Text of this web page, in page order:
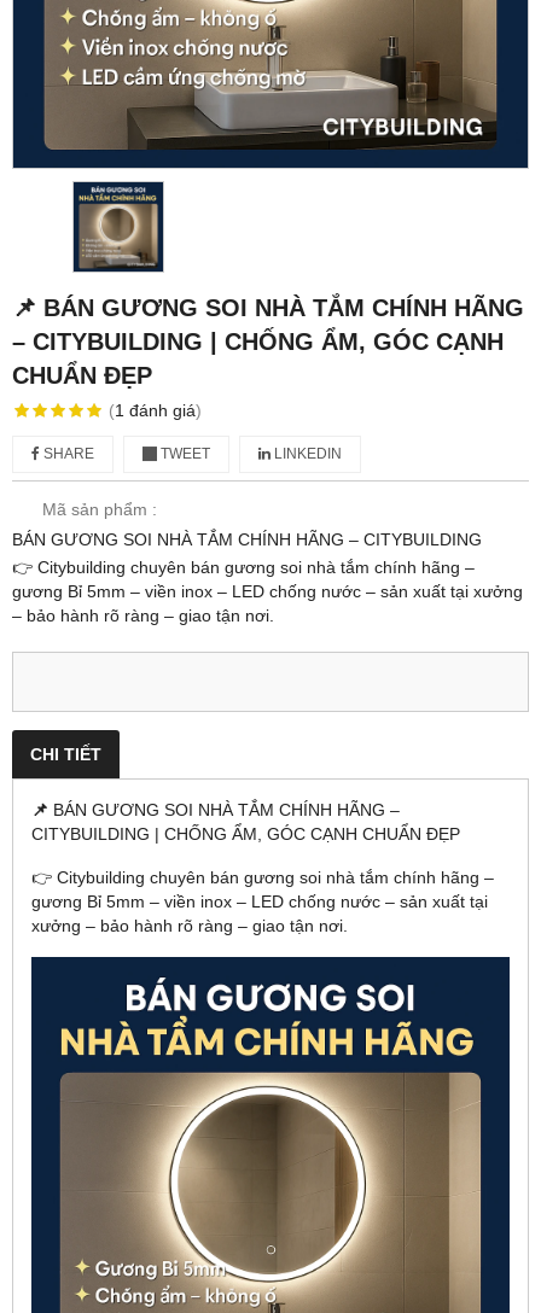
📌 BÁN GƯƠNG SOI NHÀ TẮM CHÍNH HÃNG
– CITYBUILDING | CHỐNG ẨM, GÓC CẠNH
CHUẨN ĐẸP
(1 đánh giá)
SHARE TWEET LINKEDIN
Mã sản phẩm :
BÁN GƯƠNG SOI NHÀ TẮM CHÍNH HÃNG – CITYBUILDING
👉 Citybuilding chuyên bán gương soi nhà tắm chính hãng –
gương Bỉ 5mm – viền inox – LED chống nước – sản xuất tại xưởng
– bảo hành rõ ràng – giao tận nơi.
CHI TIẾT
📌 BÁN GƯƠNG SOI NHÀ TẮM CHÍNH HÃNG –
CITYBUILDING | CHỐNG ẨM, GÓC CẠNH CHUẨN ĐẸP
👉 Citybuilding chuyên bán gương soi nhà tắm chính hãng –
gương Bỉ 5mm – viền inox – LED chống nước – sản xuất tại
xưởng – bảo hành rõ ràng – giao tận nơi.